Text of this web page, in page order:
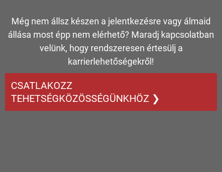
Még nem állsz készen a jelentkezésre vagy álmaid
állása most épp nem elérhető? Maradj kapcsolatban
velünk, hogy rendszeresen értesülj a
karrierlehetőségekről!
CSATLAKOZZ
TEHETSÉGKÖZÖSSÉGÜNKHÖZ ❯